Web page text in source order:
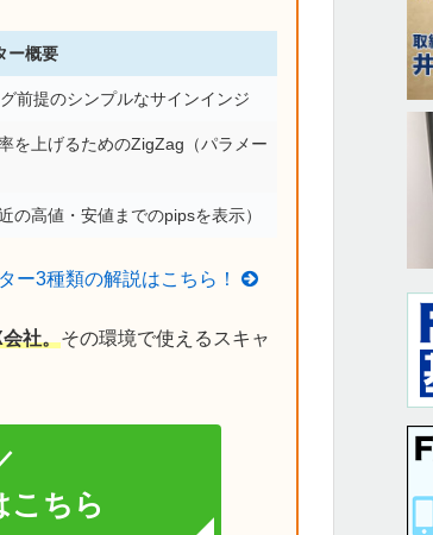
ー概要
前提のシンプルなサインインジ
を上げるためのZigZag（パラメー
の高値・安値までのpipsを表示）
ー3種類の解説はこちら！
社。その環境で使えるスキャ
こちら